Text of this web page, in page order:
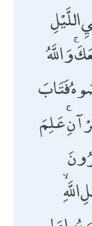
اللَّيْلِ
وَاللَّهُ
فَتَابَ
عَلِمَ